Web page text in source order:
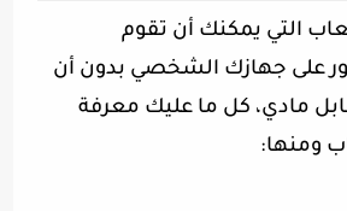
التي يمكنك أن تقوم
على جهازك الشخصي بدون أن
مادي، كل ما عليك معرفة
ومنها: